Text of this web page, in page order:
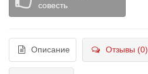
совесть
Описание Отзывы (0)